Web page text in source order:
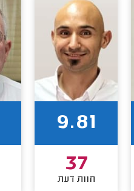
9.81
37
חוות דעת